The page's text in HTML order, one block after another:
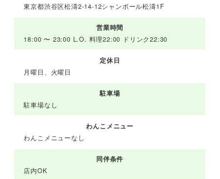
東京都渋谷区松濤2-14-12シャンボール松濤1F
営業時間
18:00 〜 23:00 L.O. 料理22:00 ドリンク22:30
定休日
月曜日、火曜日
駐車場
駐車場なし
わんこメニュー
わんこメニューなし
同伴条件
店内OK